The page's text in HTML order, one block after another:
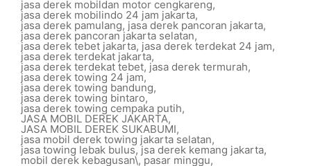
jasa derek mobildan motor cengkareng,
jasa derek mobilindo 24 jam jakarta,
jasa derek pamulang, jasa derek pancoran jakarta,
jasa derek pancoran jakarta selatan,
jasa derek tebet jakarta, jasa derek terdekat 24 jam,
jasa derek terdekat jakarta,
jasa derek terdekat tebet, jasa derek termurah,
jasa derek towing 24 jam,
jasa derek towing bandung,
jasa derek towing bintaro,
jasa derek towing cempaka putih,
JASA MOBIL DEREK JAKARTA,
JASA MOBIL DEREK SUKABUMI,
jasa mobil derek towing jakarta selatan,
jasa towing lebak bulus,jsa derek kemang jakarta,
mobil derek kebagusan\,pasar minggu,